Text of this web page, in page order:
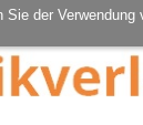
der Verwendung